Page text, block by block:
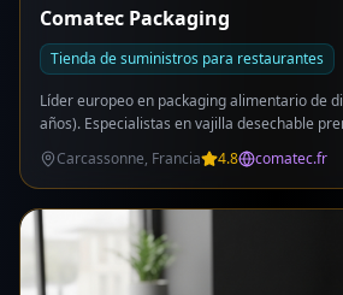
Comatec Packaging
Tienda de suministros para restaurantes
Líder europeo en packaging alimentario de
años). Especialistas en vajilla desechable
originales para catering, hostelería, eventos
bandejas de presentación (bambú Karou,
box, woodbox (madera horneable),
botellas de zumo, expositores, cubertería
in France con compromiso eco-responsable.
PEFC, PlanetScore© (evaluación
reutilizables y compostables. 40%
Carcassonne, Francia 4.8 comatec.fr